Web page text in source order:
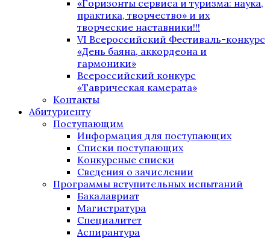
«Горизонты сервиса и туризма: наука,
практика, творчество» и их
творческие наставники!!!
VI Всероссийский Фестиваль-конкурс
«День баяна, аккордеона и
гармоники»
Всероссийский конкурс
«Таврическая камерата»
Контакты
Абитуриенту
Поступающим
Информация для поступающих
Списки поступающих
Конкурсные списки
Сведения о зачислении
Программы вступительных испытаний
Бакалавриат
Магистратура
Специалитет
Аспирантура